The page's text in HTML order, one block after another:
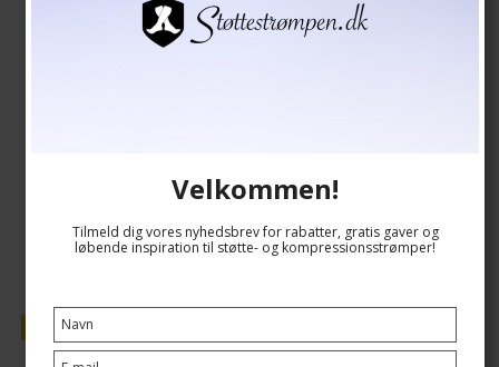
Tilbud
Velkommen!
Tilmeld dig vores nyhedsbrev for rabatter, gratis gaver og
løbende inspiration til støtte- og kompressionsstrømper!